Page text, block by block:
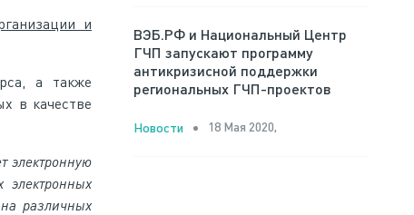
и
а также
в качестве
электронную
различных
ВЭБ.РФ и Национальный Центр
ГЧП запускают программу
антикризисной поддержки
региональных ГЧП-проектов
Новости 18 Мая 2020,